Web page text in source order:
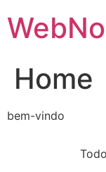
Home
bem-vindo